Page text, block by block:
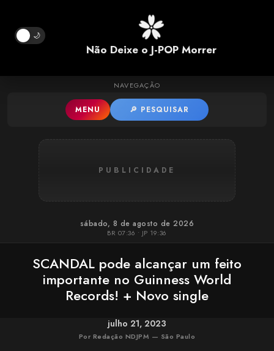
Pular para o conteúdo principal
🌙
Não Deixe o J-POP Morrer
NAVEGAÇÃO
MENU 🔎 PESQUISAR
PUBLICIDADE
sábado, 8 de agosto de 2026
BR 07:36 • JP 19:36
SCANDAL pode alcançar um feito
importante no Guinness World
Records! + Novo single
julho 21, 2023
Por Redação NDJPM — São Paulo